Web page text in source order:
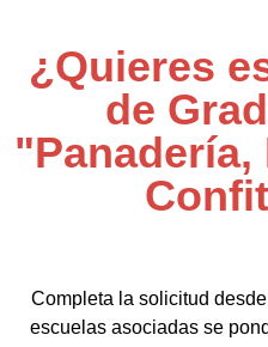
¿Quieres
de
Completa la solicitud desde
escuelas asociadas se